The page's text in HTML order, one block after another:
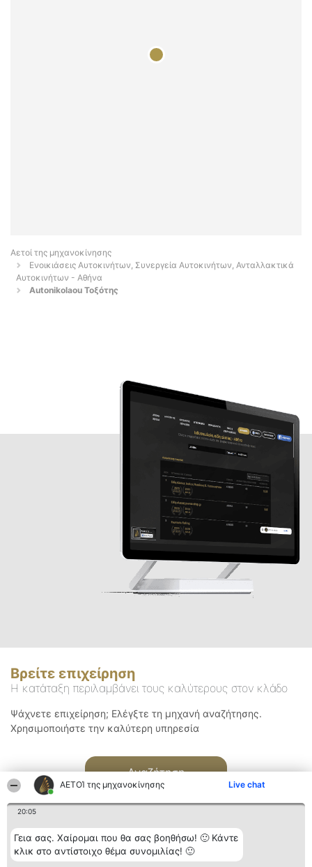
ΑΕΤΟΊ της μηχανοκίνησης Live chat
20:05
Γεια σας. Χαίρομαι που θα σας βοηθήσω! 🙂 Κάντε
κλικ στο αντίστοιχο θέμα συνομιλίας! 🙂
Αετοί της μηχανοκίνησης
Ενοικιάσεις Αυτοκινήτων, Συνεργεία Αυτοκινήτων, Ανταλλακτικά
Αυτοκινήτων - Αθήνα
Autonikolaou Τοξότης
Βρείτε επιχείρηση
Η κατάταξη περιλαμβάνει τους καλύτερους στον κλάδο
Ψάχνετε επιχείρηση; Ελέγξτε τη μηχανή αναζήτησης.
Χρησιμοποιήστε την καλύτερη υπηρεσία
Αναζήτηση